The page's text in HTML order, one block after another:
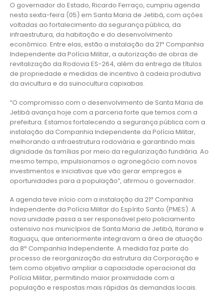
O governador do Estado, Ricardo Ferraço, cumpriu agenda
nesta sexta-feira (05) em Santa Maria de Jetibá, com ações
voltadas ao fortalecimento da segurança pública, da
infraestrutura, da habitação e do desenvolvimento
econômico. Entre elas, estão a instalação da 21ª Companhia
Independente da Polícia Militar, a autorização de obras de
revitalização da Rodovia ES-264, além da entrega de títulos
de propriedade e medidas de incentivo à cadeia produtiva
da avicultura e da suinocultura capixabas.
“O compromisso com o desenvolvimento de Santa Maria de
Jetibá avança hoje com a parceria forte que temos com a
prefeitura. Estamos fortalecendo a segurança pública com a
instalação da Companhia Independente da Polícia Militar,
melhorando a infraestrutura rodoviária e garantindo mais
dignidade às famílias por meio da regularização fundiária. Ao
mesmo tempo, impulsionamos o agronegócio com novos
investimentos e iniciativas que vão gerar empregos e
oportunidades para a população”, afirmou o governador.
A agenda teve início com a instalação da 21ª Companhia
Independente da Polícia Militar do Espírito Santo (PMES). A
nova unidade passa a ser responsável pelo policiamento
ostensivo nos municípios de Santa Maria de Jetibá, Itarana e
Itaguaçu, que anteriormente integravam a área de atuação
da 8ª Companhia Independente. A medida faz parte do
processo de reorganização da estrutura da Corporação e
tem como objetivo ampliar a capacidade operacional da
Polícia Militar, permitindo maior proximidade com a
população e respostas mais rápidas às demandas locais.